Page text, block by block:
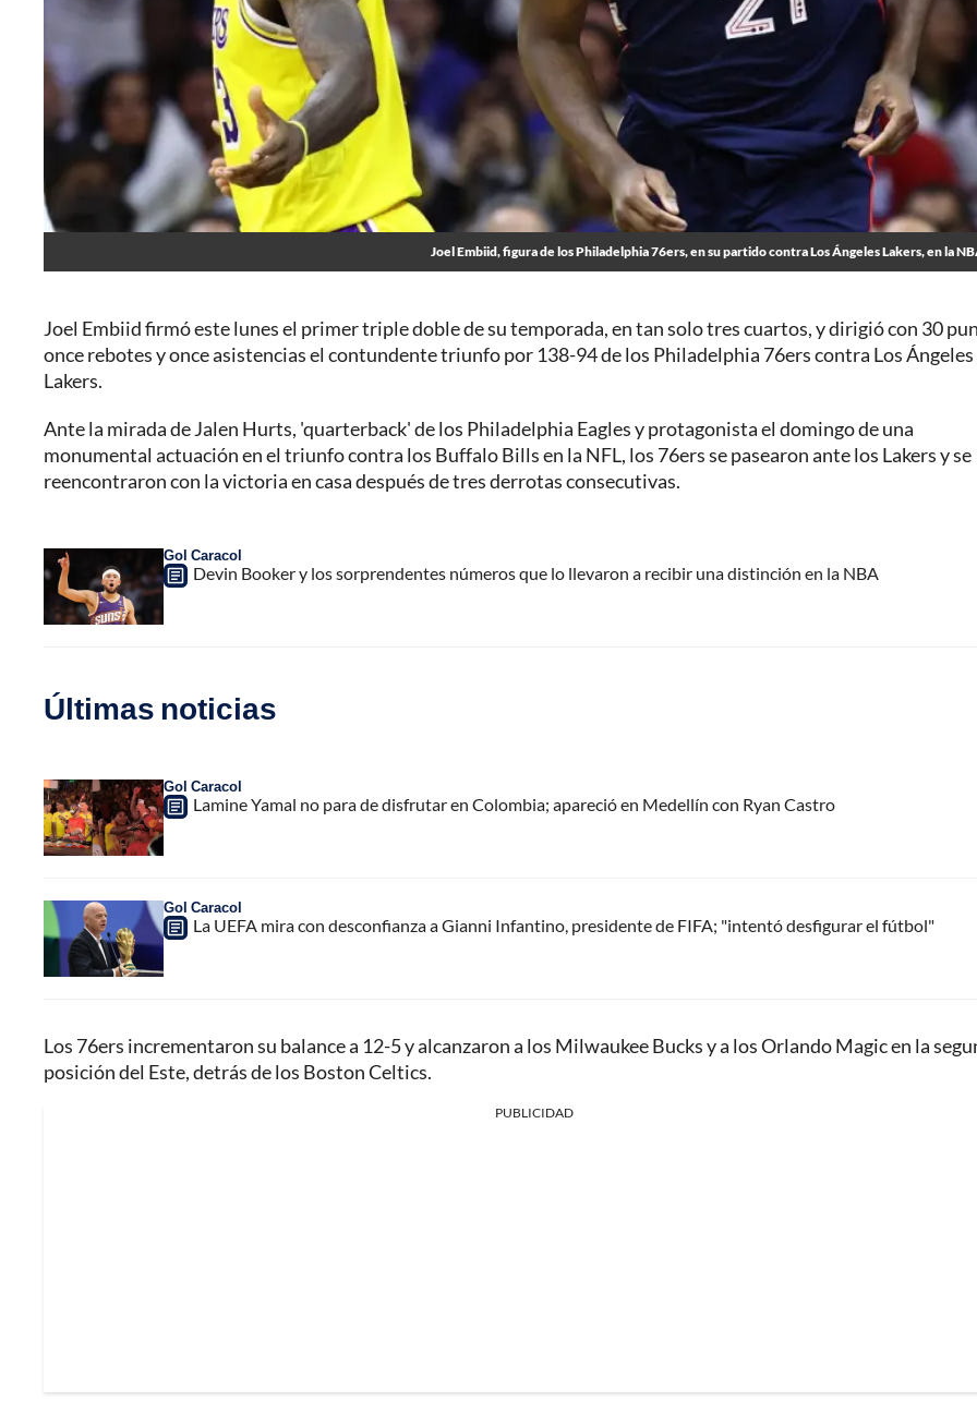
Joel Embiid, figura de los Philadelphia 76ers, en su partido contra Los Ángeles Lakers, en la
Joel Embiid firmó este lunes el primer triple doble de su temporada, en tan solo tres cuartos, y dirigió con 30
once rebotes y once asistencias el contundente triunfo por 138-94 de los Philadelphia 76ers contra Los Ángeles
Lakers.
Ante la mirada de Jalen Hurts, 'quarterback' de los Philadelphia Eagles y protagonista el domingo de una
monumental actuación en el triunfo contra los Buffalo Bills en la NFL, los 76ers se pasearon ante los Lakers y se
reencontraron con la victoria en casa después de tres derrotas consecutivas.
Gol Caracol
Devin Booker y los sorprendentes números que lo llevaron a recibir una distinción en la NBA
Últimas noticias
Gol Caracol
Lamine Yamal no para de disfrutar en Colombia; apareció en Medellín con Ryan Castro
Gol Caracol
La UEFA mira con desconfianza a Gianni Infantino, presidente de FIFA; "intentó desfigurar el fútbol"
Los 76ers incrementaron su balance a 12-5 y alcanzaron a los Milwaukee Bucks y a los Orlando Magic en la
posición del Este, detrás de los Boston Celtics.
PUBLICIDAD